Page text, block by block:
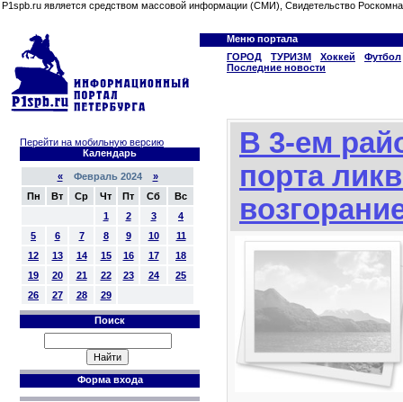
P1spb.ru является средством массовой информации (СМИ), Свидетельство
Меню портала
ГОРОД
ТУРИЗМ Хоккей
Футбол
Последние новости
Перейти на мобильную версию
Календарь
«Февраль 2024 »
Пн
Вт Ср Чт Пт Сб
Вс
1
2 3
4
5
6 7 8 9 10
11
12
13 14 15 16 17
18
19
20 21 22 23 24
25
26
27 28 29
Поиск
Форма входа
В 3-ем
порта